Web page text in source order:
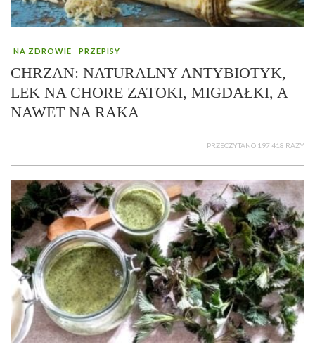
NA ZDROWIE PRZEPISY
CHRZAN: NATURALNY ANTYBIOTYK,
LEK NA CHORE ZATOKI, MIGDAŁKI, A
NAWET NA RAKA
PRZECZYTANO 197 418 RAZY